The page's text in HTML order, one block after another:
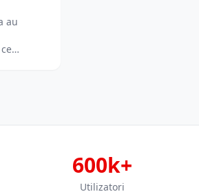
au
600k+
Utilizatori